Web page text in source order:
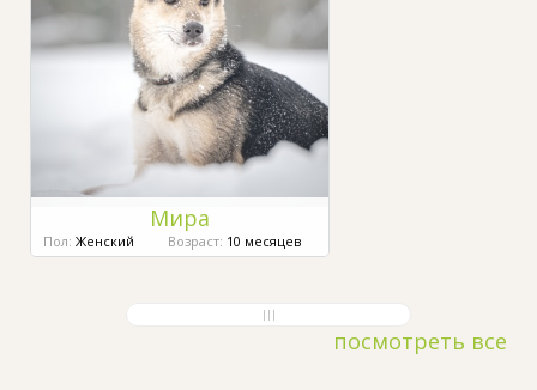
Мира
Пол: Женский Возраст: 10 месяцев
посмотреть все